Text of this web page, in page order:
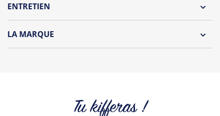
ENTRETIEN
LA MARQUE
Tu kifferas !